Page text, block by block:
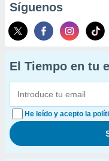
Síguenos
El Tiempo en tu
He leído y acepto la